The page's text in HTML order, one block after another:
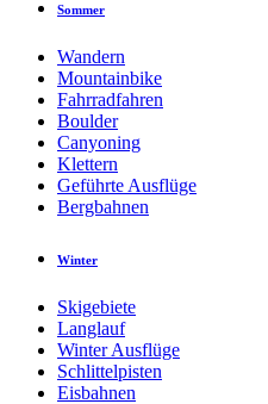
Sommer
Wandern
Mountainbike
Fahrradfahren
Boulder
Canyoning
Klettern
Geführte Ausflüge
Bergbahnen
Winter
Skigebiete
Langlauf
Winter Ausflüge
Schlittelpisten
Eisbahnen